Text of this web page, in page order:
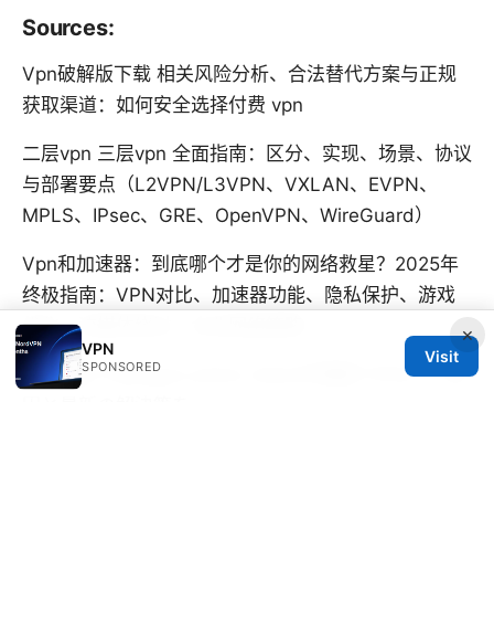
Sources:
Vpn破解版下载 相关风险分析、合法替代方案与正规
获取渠道：如何安全选择付费 vpn
二层vpn 三层vpn 全面指南：区分、实现、场景、协议
与部署要点（L2VPN/L3VPN、VXLAN、EVPN、
MPLS、IPsec、GRE、OpenVPN、WireGuard）
Vpn和加速器：到底哪个才是你的网络救星？2025年
终极指南：VPN对比、加速器功能、隐私保护、游戏
优化、流媒体绕过、企业网络策略
Nordvpnでamazon prime videoが視聴できない？原
×
VPN
SPONSORED
Visit